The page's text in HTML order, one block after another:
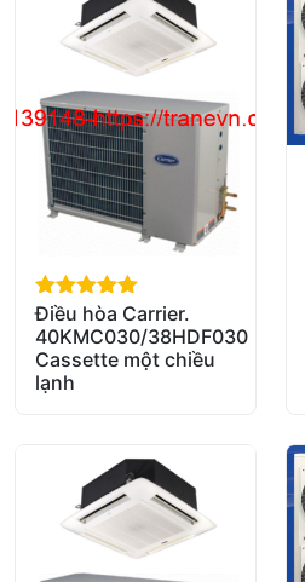
out of 5
Điều hòa Carrier.
40KMC030/38HDF030
Cassette một chiều
lạnh